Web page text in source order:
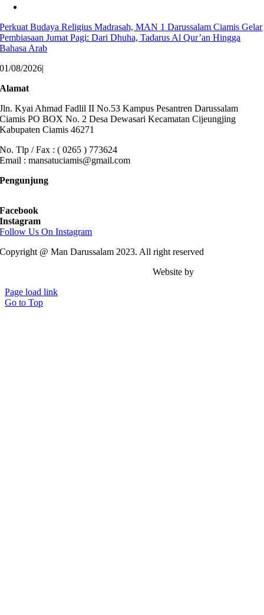
Perkuat Budaya Religius Madrasah, MAN 1 Darussalam Ciamis Gelar
Pembiasaan Jumat Pagi: Dari Dhuha, Tadarus Al Qur’an Hingga
Bahasa Arab
01/08/2026|
Alamat
Jln. Kyai Ahmad Fadlil II No.53 Kampus Pesantren Darussalam
Ciamis PO BOX No. 2 Desa Dewasari Kecamatan Cijeungjing
Kabupaten Ciamis 46271
No. Tlp / Fax : ( 0265 ) 773624
Email : mansatuciamis@gmail.com
Pengunjung
Facebook
Instagram
Follow Us On Instagram
Copyright @ Man Darussalam 2023. All right reserved
Website by
Page load link
Go to Top